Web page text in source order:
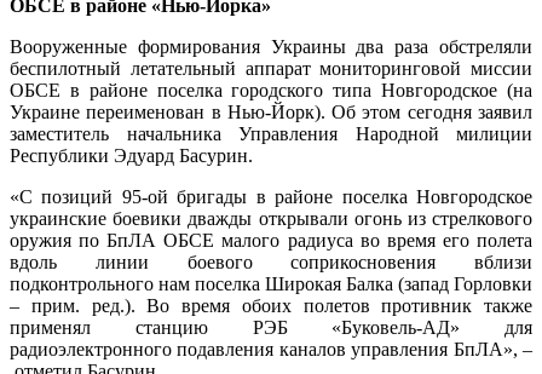
ОБСЕ в районе «Нью-Йорка»
Вооруженные формирования Украины два раза обстреляли
беспилотный летательный аппарат мониторинговой миссии
ОБСЕ в районе поселка городского типа Новгородское (на
Украине переименован в Нью-Йорк). Об этом сегодня заявил
заместитель начальника Управления Народной милиции
Республики Эдуард Басурин.
«С позиций 95-ой бригады в районе поселка Новгородское
украинские боевики дважды открывали огонь из стрелкового
оружия по БпЛА ОБСЕ малого радиуса во время его полета
вдоль линии боевого соприкосновения вблизи
подконтрольного нам поселка Широкая Балка (запад Горловки
– прим. ред.). Во время обоих полетов противник также
применял станцию РЭБ «Буковель-АД» для
радиоэлектронного подавления каналов управления БпЛА», –